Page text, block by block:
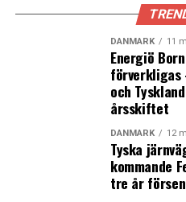
Restiden beräknas bli 15
Kommunerna i Greater
om ett trafikprogram, kallat
framgår att man ska verka
mellan Helsingborg och
aktuella sträckningen i det
Danmark och Sverige i juni
I det nationella
en ren vägförbindelse och
passagerartåg. Vad är nästa
DANMARK 11
Energiö
förverkligas
och
årsskiftet
DANMARK 12
Tyska
kommande
tre år